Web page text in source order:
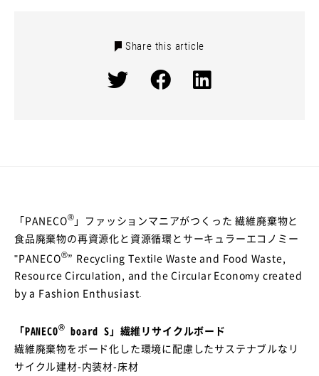
Share this article
「PANECO®」ファッションマニアがつくった 繊維廃棄物と
食品廃棄物の再資源化と資源循環とサーキュラーエコノミー
"PANECO®” Recycling Textile Waste and Food Waste,
Resource Circulation, and the Circular Economy created
by a Fashion Enthusiast.
「PANECO® board S」繊維リサイクルボード
繊維廃棄物をボード化した環境に配慮したサステナブルなリ
サイクル建材-内装材-床材